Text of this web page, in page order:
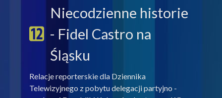
Niecodzienne historie
- Fidel Castro na
Śląsku
Relacje reporterskie dla Dziennika
Telewizyjnego z pobytu delegacji partyjno -